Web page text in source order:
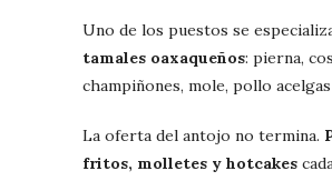
Uno de los puestos se
tamales oaxaqueños: pierna,
champiñones, mole, pollo
La oferta del antojo no termina.
fritos, molletes y hotcakes